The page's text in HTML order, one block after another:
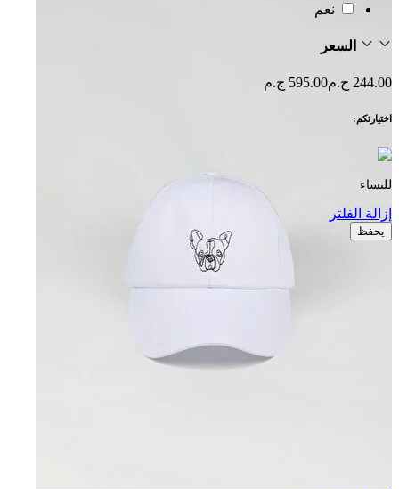
نعم
السعر
244.00 ج.م 595.00 ج.م
اختيارتكم:
للنساء
إزالة الفلتر
يحفظ